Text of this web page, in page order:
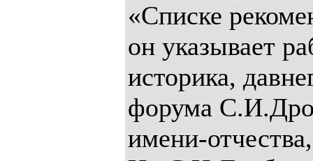
«Списке
он указывает
историка,
форума
имени-